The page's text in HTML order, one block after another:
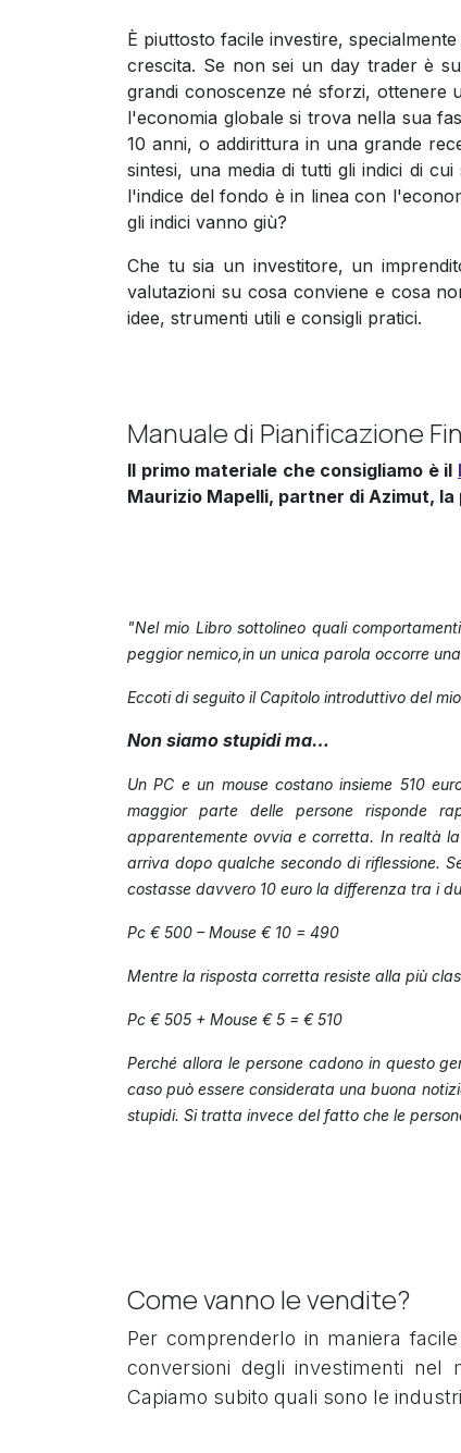
È piuttosto facile investire,
crescita. Se non sei un day trader è
grandi conoscenze né sforzi, ottenere
l'economia globale si trova nella sua
10 anni, o addirittura in una grande
sintesi, una media di tutti gli indici di
l'indice del fondo è in linea con
gli indici vanno giù?
Che tu sia un investitore, un
valutazioni su cosa conviene e cosa
idee, strumenti utili e consigli pratici.
Manuale di Pianificazione
Il primo materiale che consigliamo è il
Maurizio Mapelli, partner di Azimut,
"Nel mio Libro sottolineo quali
peggior nemico,in un unica parola occorre
Eccoti di seguito il Capitolo introduttivo del
Non siamo stupidi ma…
Un PC e un mouse costano insieme 510
maggior parte delle persone risponde
apparentemente ovvia e corretta. In realtà
arriva dopo qualche secondo di riflessione.
costasse davvero 10 euro la differenza tra i
Pc € 500 – Mouse € 10 = 490
Mentre la risposta corretta resiste alla più
Pc € 505 + Mouse € 5 = € 510
Perché allora le persone cadono in questo
caso può essere considerata una buona
stupidi. Si tratta invece del fatto che le
Come vanno le vendite?
Per comprenderlo in maniera
conversioni degli investimenti
Capiamo subito quali sono le